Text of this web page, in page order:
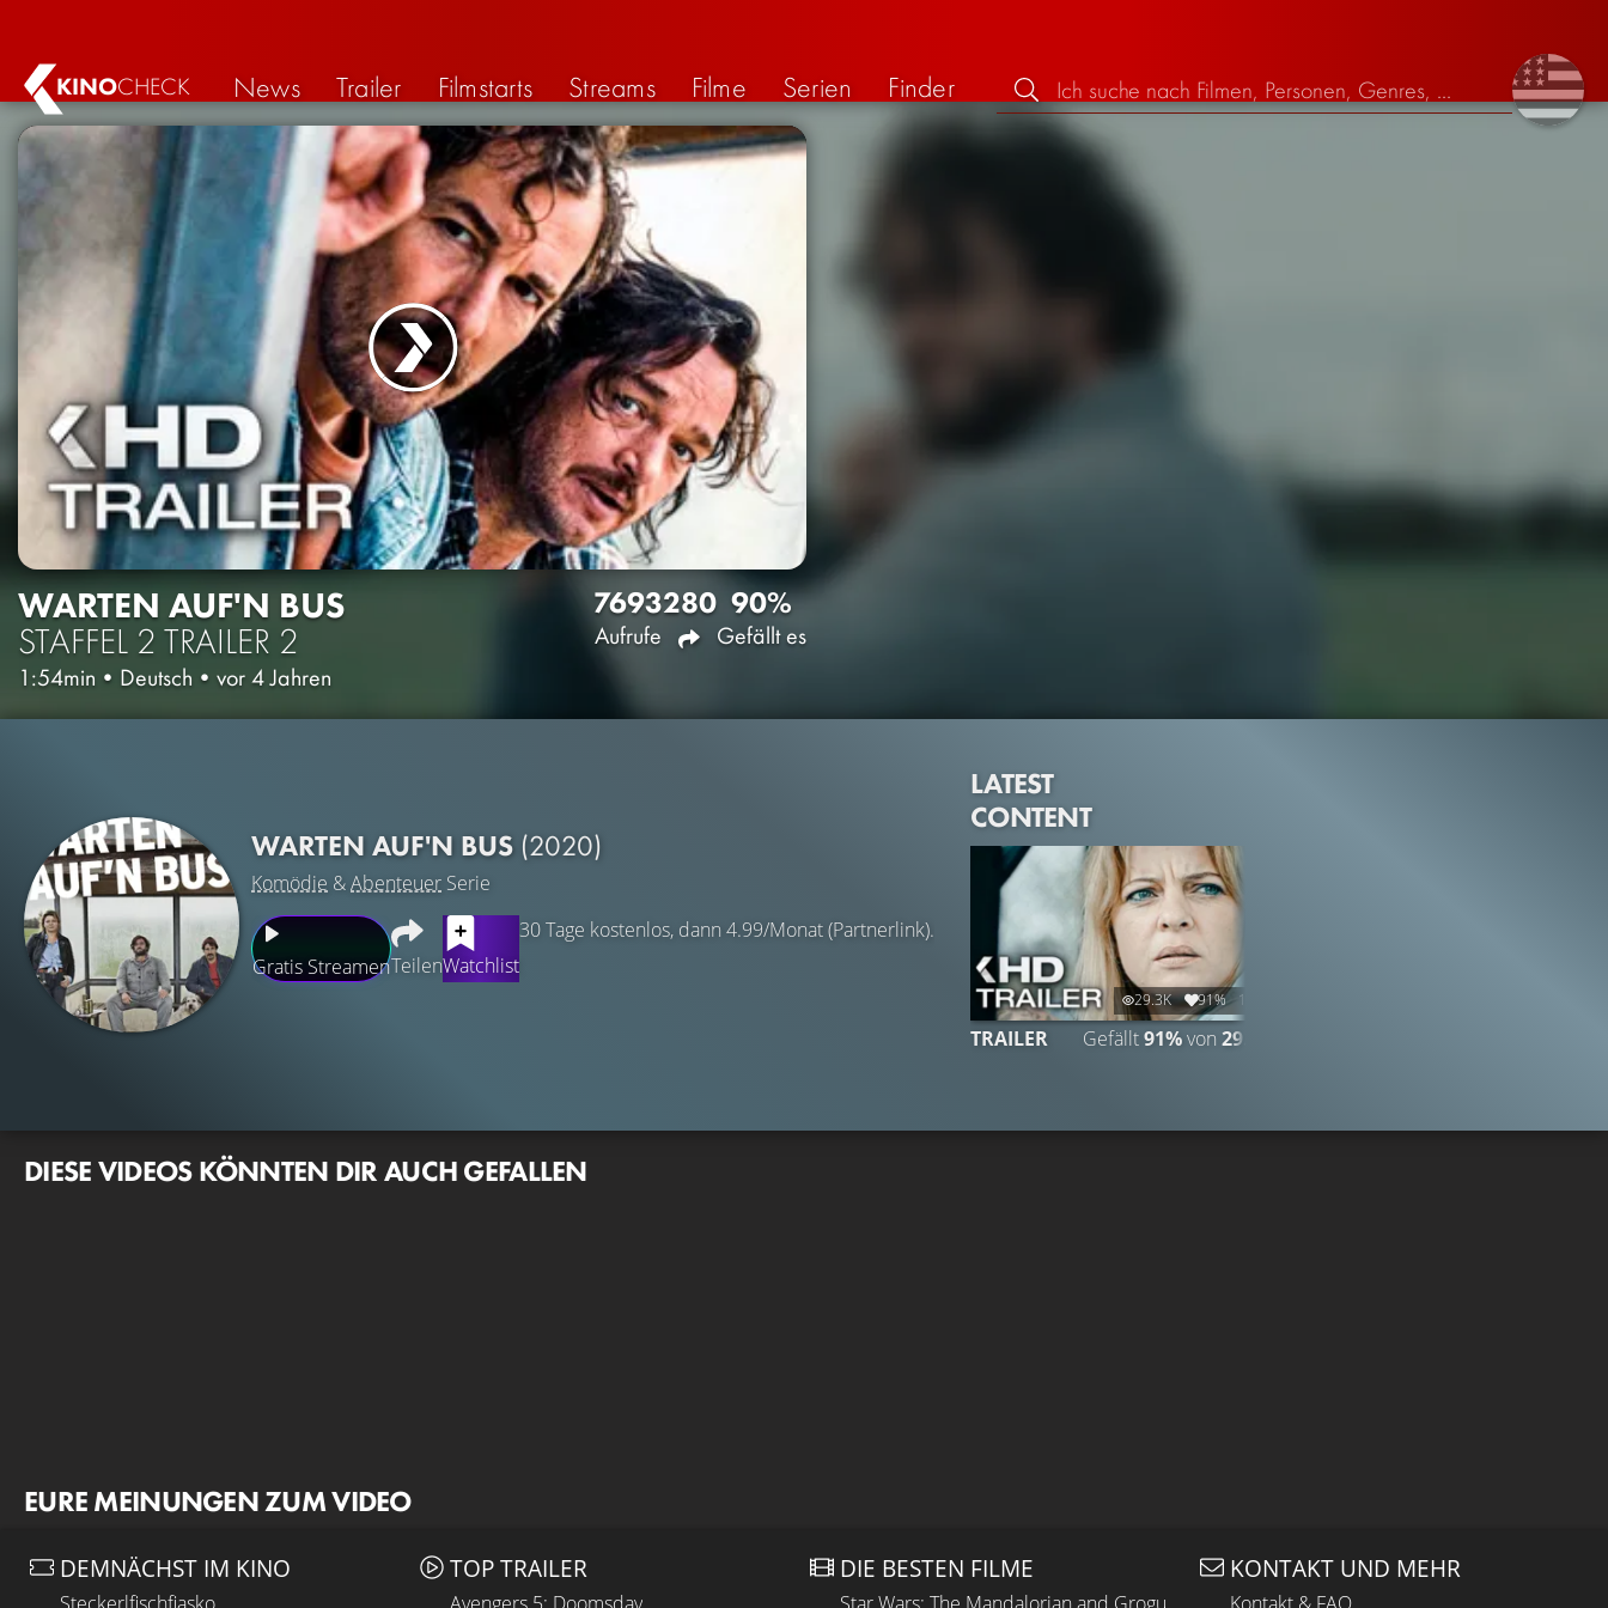
KINOCHECK News Trailer Filmstarts Streams Filme Serien Finder
WARTEN AUF'N BUS
STAFFEL 2 TRAILER 2
1:54min • Deutsch • vor 4 Jahren
7693
Aufrufe
280 90%
Gefällt es
WARTEN AUF'N BUS (2020)
Komödie &Abenteuer Serie
Gratis StreamenTeilenWatchlist
30 Tage kostenlos, dann 4.99/Monat (Partnerlink).
LATEST
CONTENT
29.3K 91% 1:45
TRAILER Gefällt91%von 29.269
DIESE VIDEOS KÖNNTEN DIR AUCH GEFALLEN
EURE MEINUNGEN ZUM VIDEO
DEMNÄCHST IM KINO TOP TRAILER DIE BESTEN FILME KONTAKT UND MEHR